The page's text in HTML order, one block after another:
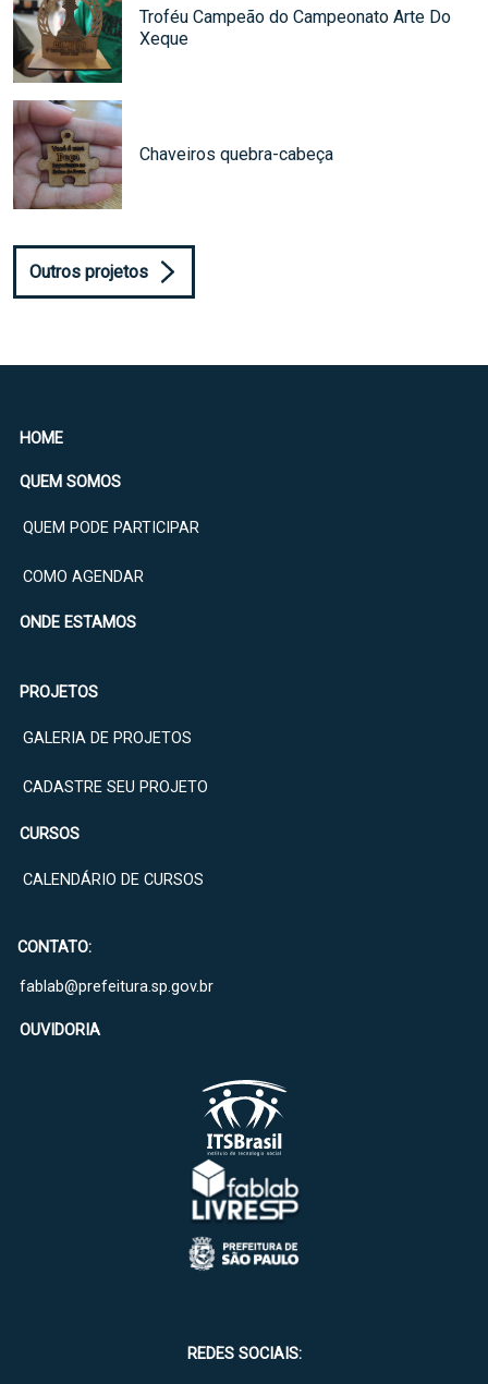
Troféu Campeão do Campeonato Arte Do
Xeque
Chaveiros quebra-cabeça
Outros projetos
REDES SOCIAIS:
HOME
QUEM SOMOS
QUEM PODE PARTICIPAR
COMO AGENDAR
ONDE ESTAMOS
PROJETOS
GALERIA DE PROJETOS
CADASTRE SEU PROJETO
CURSOS
CALENDÁRIO DE CURSOS
CONTATO:
fablab@prefeitura.sp.gov.br
OUVIDORIA